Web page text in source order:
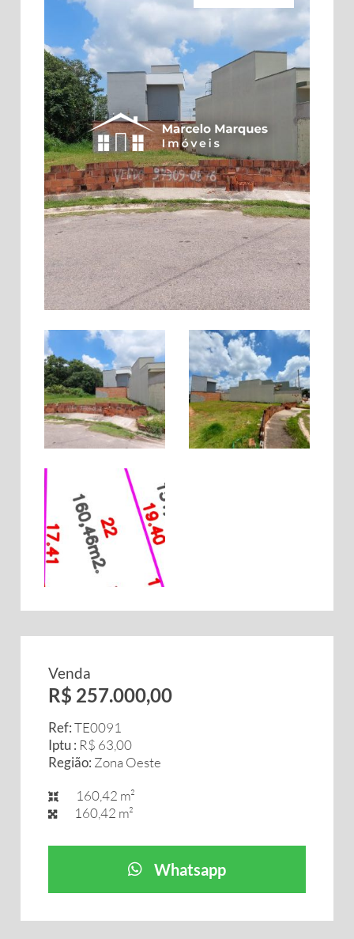
Venda
R$ 257.000,00
Ref:TE0091
Iptu : R$ 63,00
Região: Zona Oeste
160,42 m²
160,42 m²
Whatsapp